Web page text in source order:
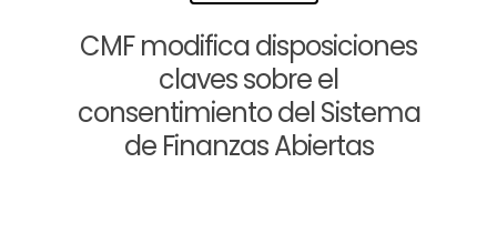
CMF modifica disposiciones
claves sobre el
consentimiento del Sistema
de Finanzas Abiertas